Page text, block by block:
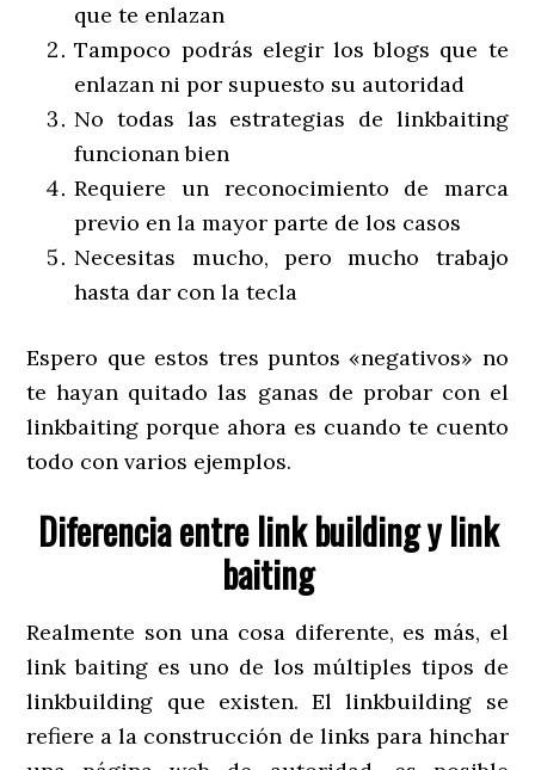
que te enlazan
Tampoco podrás elegir los blogs que te
enlazan ni por supuesto su autoridad
No todas las estrategias de linkbaiting
funcionan bien
Requiere un reconocimiento de marca
previo en la mayor parte de los casos
Necesitas mucho, pero mucho trabajo
hasta dar con la tecla
Espero que estos tres puntos «negativos» no
te hayan quitado las ganas de probar con el
linkbaiting porque ahora es cuando te cuento
todo con varios ejemplos.
Diferencia entre link building y link
baiting
Realmente son una cosa diferente, es más, el
link baiting es uno de los múltiples tipos de
linkbuilding que existen. El linkbuilding se
refiere a la construcción de links para hinchar